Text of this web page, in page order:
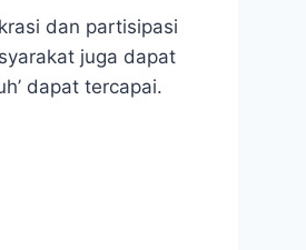
dan partisipasi
juga dapat
dapat tercapai.